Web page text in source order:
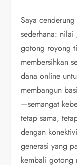
Saya
sederhana: nilai
gotong royong
membersihkan
dana online
membangun
—semangat
tetap sama,
dengan
generasi yang
kembali gotong